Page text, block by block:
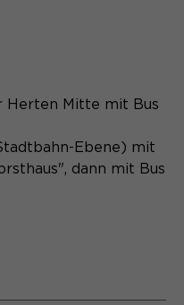
Herten Mitte mit Bus
Ebene) mit
dann mit Bus